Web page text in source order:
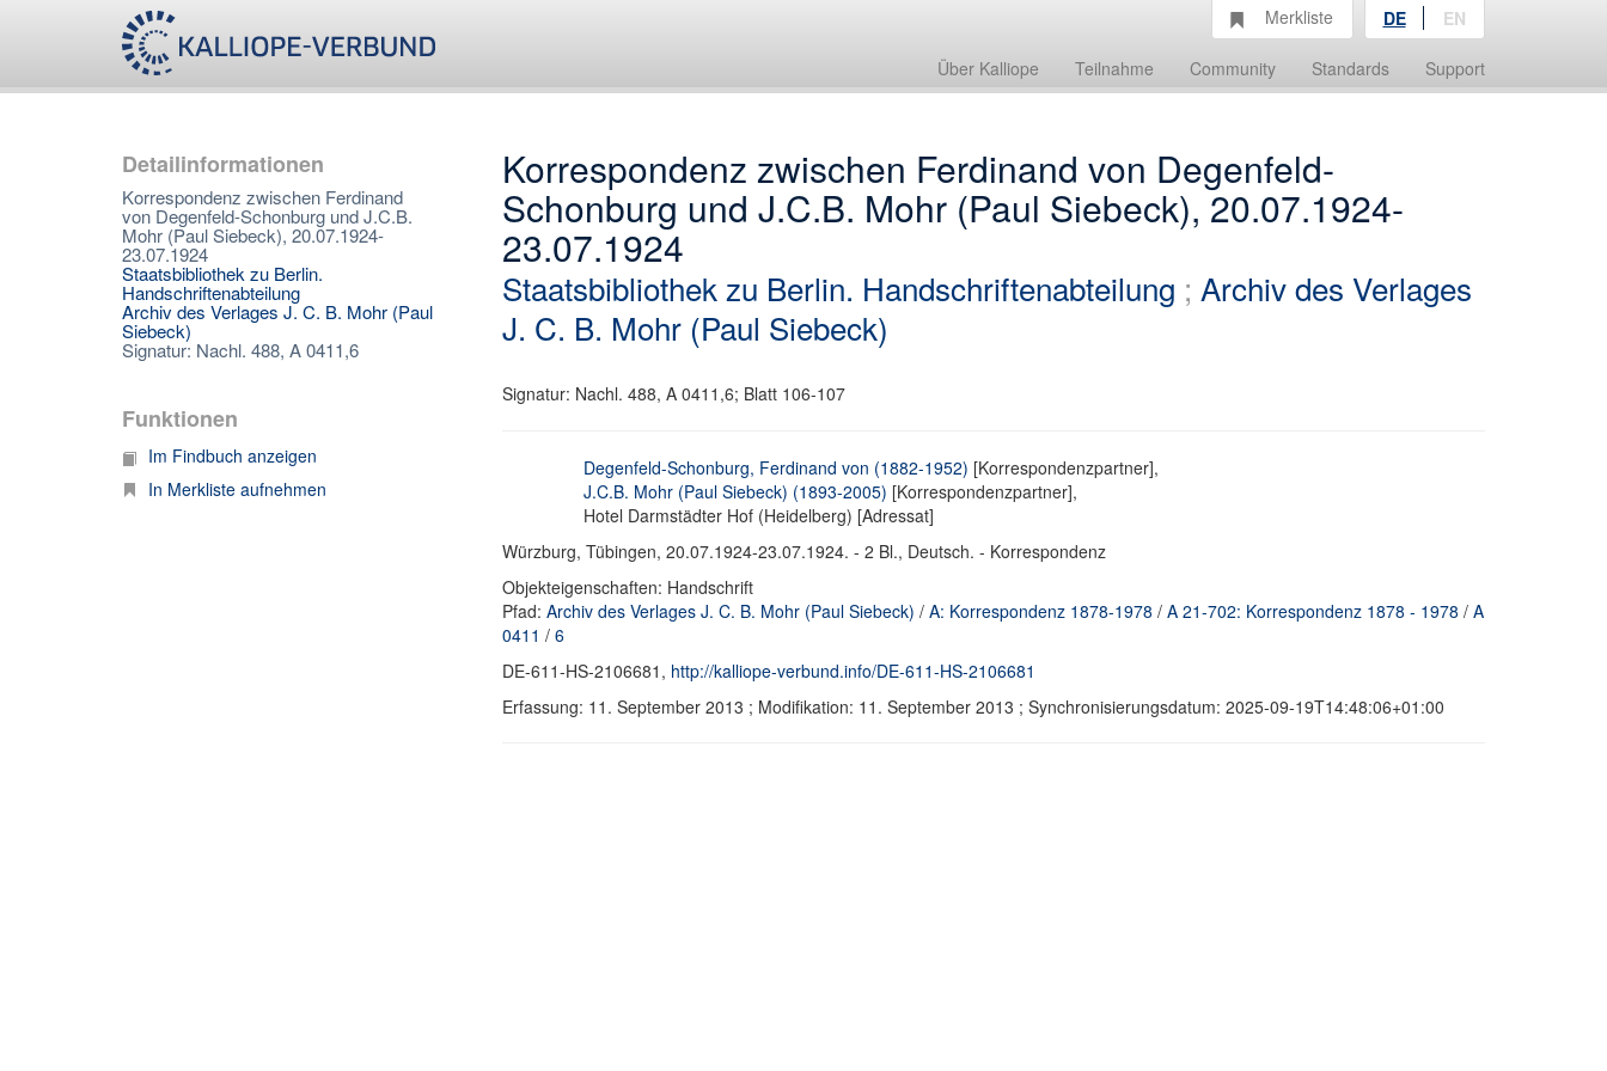
Über Kalliope Teilnahme Community Standards Support
Merkliste DE EN
Detailinformationen
Korrespondenz zwischen Ferdinand
von Degenfeld-Schonburg und J.C.B.
Mohr (Paul Siebeck), 20.07.1924-
23.07.1924
Staatsbibliothek zu Berlin.
Handschriftenabteilung
Archiv des Verlages J. C. B. Mohr (Paul
Siebeck)
Signatur: Nachl. 488, A 0411,6
Funktionen
Im Findbuch anzeigen
In Merkliste aufnehmen
Korrespondenz zwischen Ferdinand von Degenfeld-
Schonburg und J.C.B. Mohr (Paul Siebeck), 20.07.1924-
23.07.1924
Staatsbibliothek zu Berlin. Handschriftenabteilung ; Archiv des Verlages
J. C. B. Mohr (Paul Siebeck)
Signatur: Nachl. 488, A 0411,6; Blatt 106-107
Degenfeld-Schonburg, Ferdinand von (1882-1952) [Korrespondenzpartner],
J.C.B. Mohr (Paul Siebeck) (1893-2005) [Korrespondenzpartner],
Hotel Darmstädter Hof (Heidelberg) [Adressat]
Würzburg, Tübingen, 20.07.1924-23.07.1924. - 2 Bl., Deutsch. - Korrespondenz
Objekteigenschaften: Handschrift
Pfad: Archiv des Verlages J. C. B. Mohr (Paul Siebeck) / A: Korrespondenz 1878-1978 / A 21-702: Korrespondenz 1878 - 1978 / A
0411 / 6
DE-611-HS-2106681, http://kalliope-verbund.info/DE-611-HS-2106681
Erfassung: 11. September 2013 ; Modifikation: 11. September 2013 ; Synchronisierungsdatum: 2025-09-19T14:48:06+01:00